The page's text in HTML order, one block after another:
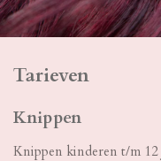
Tarieven
Knippen
Knippen